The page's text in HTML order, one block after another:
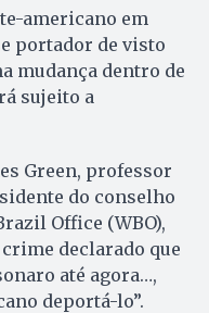
americano em
portador de visto
mudança dentro de
sujeito a
Green, professor
do conselho
Office (WBO),
declarado que
até agora…,
deportá-lo”.